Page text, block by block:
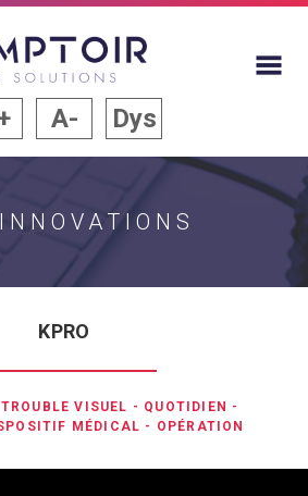
A- Dys
KPRO
VISUEL - QUOTIDIEN -
MÉDICAL - OPÉRATION